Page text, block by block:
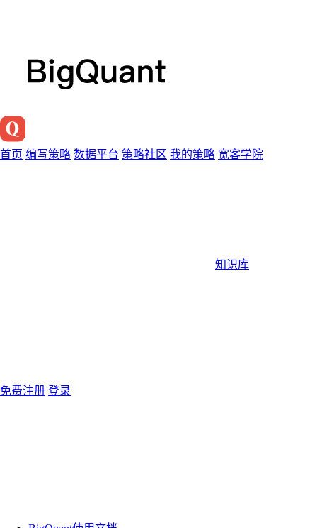
首页 编写策略 数据平台 策略社区 我的策略 宽客学院
知识库
免费注册 登录